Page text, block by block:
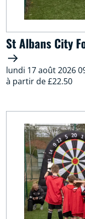
St Albans City
lundi 17 août 2026
à partir de £22.50